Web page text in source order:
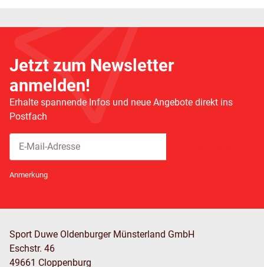
Jetzt zum Newsletter
anmelden!
Erhalte spannende Infos und neue Angebote direkt ins
Postfach
Anmerkung
Sport Duwe Oldenburger Münsterland GmbH
Eschstr. 46
49661 Cloppenburg